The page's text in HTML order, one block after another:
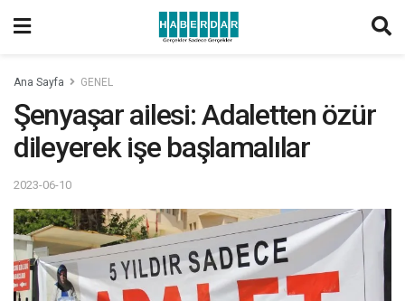
Ana Sayfa GENEL
Şenyaşar ailesi: Adaletten özür
dileyerek işe başlamalılar
2023-06-10